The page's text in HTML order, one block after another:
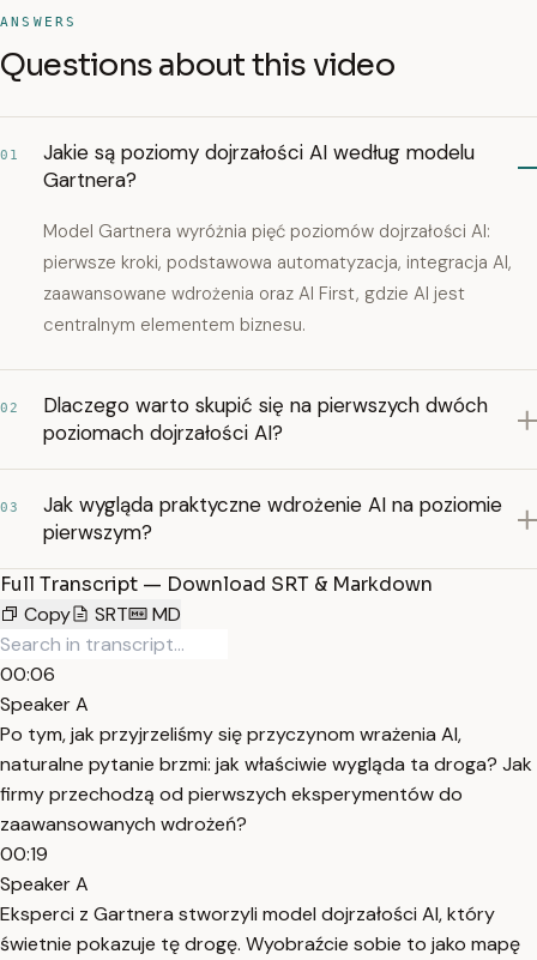
ANSWERS
Questions about this video
01
Jakie są poziomy dojrzałości AI według modelu
Gartnera?
Model Gartnera wyróżnia pięć poziomów dojrzałości AI:
pierwsze kroki, podstawowa automatyzacja, integracja AI,
zaawansowane wdrożenia oraz AI First, gdzie AI jest
centralnym elementem biznesu.
02
Dlaczego warto skupić się na pierwszych dwóch
poziomach dojrzałości AI?
03
Jak wygląda praktyczne wdrożenie AI na poziomie
pierwszym?
Full Transcript — Download SRT & Markdown
Copy
SRT MD
00:06
Speaker A
Po tym, jak przyjrzeliśmy się przyczynom wrażenia AI,
naturalne pytanie brzmi: jak właściwie wygląda ta droga? Jak
firmy przechodzą od pierwszych eksperymentów do
zaawansowanych wdrożeń?
00:19
Speaker A
Eksperci z Gartnera stworzyli model dojrzałości AI, który
świetnie pokazuje tę drogę. Wyobraźcie sobie to jako mapę